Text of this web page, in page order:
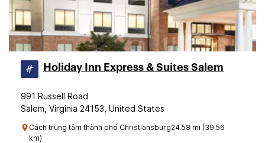
Holiday Inn Express & Suites Salem
991 Russell Road
Salem, Virginia 24153, United States
Cách trung tâm thành phố Christiansburg24.58 mi (39.56
km)